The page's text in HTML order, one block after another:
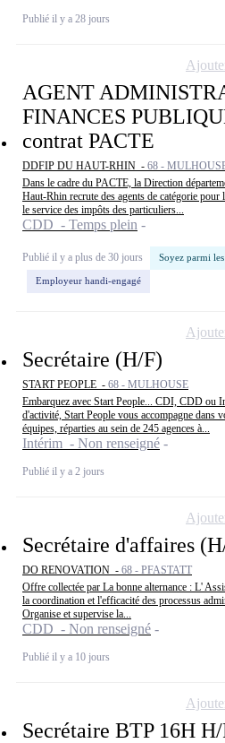
Publié il y a 28 jours
AGENT
FINANCES
contrat PACTE
DDFIP DU HAUT-RHIN - 68 -
Dans le cadre du PACTE, la Direction
Haut-Rhin recrute des agents de catégorie
le service des impôts des particuliers...
CDD - Temps plein
Publié il y a plus de 30 jours Soyez parmi
Employeur handi-engagé
Secrétaire (H/F)
START PEOPLE - 68 - MULHOUSE
Embarquez avec Start People... CDI, CDD ou
d'activité, Start People vous accompagne dans
équipes, réparties au sein de 245 agences à...
Intérim - Non renseigné
Publié il y a 2 jours
Secrétaire d'affaires
DO RENOVATION - 68 - PFASTATT
Offre collectée par La bonne alternance : L'
la coordination et l'efficacité des processus
Organise et supervise la...
CDD - Non renseigné
Publié il y a 10 jours
Secrétaire BTP 16H